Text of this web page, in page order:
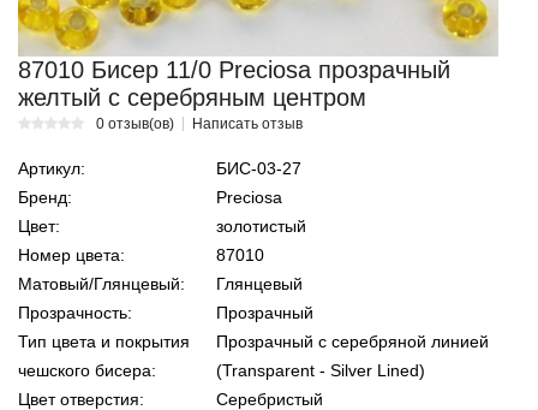
87010 Бисер 11/0 Preciosa прозрачный
желтый с серебряным центром
0 отзыв(ов) Написать отзыв
Артикул:
БИС-03-27
Бренд:
Preciosa
Цвет:
золотистый
Номер цвета:
87010
Матовый/Глянцевый:
Глянцевый
Прозрачность:
Прозрачный
Тип цвета и покрытия
чешского бисера:
Прозрачный с серебряной линией
(Transparent - Silver Lined)
Цвет отверстия:
Серебристый